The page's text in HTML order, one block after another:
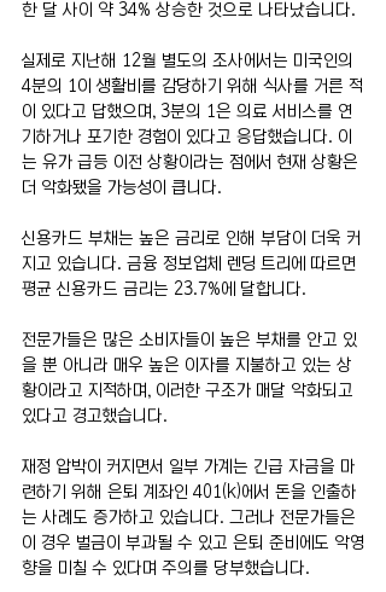
한 달 사이 약 34% 상승한 것으로 나타났습니다.
실제로 지난해 12월 별도의 조사에서는 미국인의
4분의 1이 생활비를 감당하기 위해 식사를 거른 적
이 있다고 답했으며, 3분의 1은 의료 서비스를 연
기하거나 포기한 경험이 있다고 응답했습니다. 이
는 유가 급등 이전 상황이라는 점에서 현재 상황은
더 악화됐을 가능성이 큽니다.
신용카드 부채는 높은 금리로 인해 부담이 더욱 커
지고 있습니다. 금융 정보업체 렌딩 트리에 따르면
평균 신용카드 금리는 23.7%에 달합니다.
전문가들은 많은 소비자들이 높은 부채를 안고 있
을 뿐 아니라 매우 높은 이자를 지불하고 있는 상
황이라고 지적하며, 이러한 구조가 매달 악화되고
있다고 경고했습니다.
재정 압박이 커지면서 일부 가계는 긴급 자금을 마
련하기 위해 은퇴 계좌인 401(k)에서 돈을 인출하
는 사례도 증가하고 있습니다. 그러나 전문가들은
이 경우 벌금이 부과될 수 있고 은퇴 준비에도 악영
향을 미칠 수 있다며 주의를 당부했습니다.